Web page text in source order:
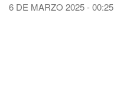
6 DE MARZO 2025 - 00:25